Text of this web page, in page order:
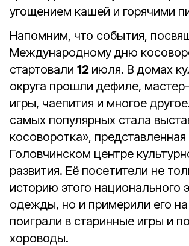
угощением кашей и горячими
Напомним, что события,
Международному дню
стартовали 12 июля. В домах
округа прошли дефиле,
игры, чаепития и многое
самых популярных стала
косоворотка», представленная
Головчинском центре
развития. Её посетители не
историю этого национального
одежды, но и примерили его на
поиграли в старинные игры и
хороводы.